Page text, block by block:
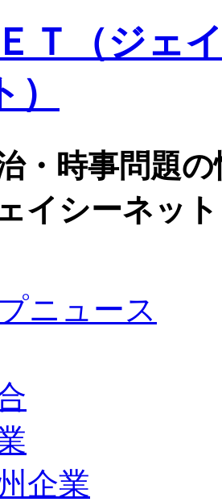
・時事問題
イシーネッ
ニュース
企業